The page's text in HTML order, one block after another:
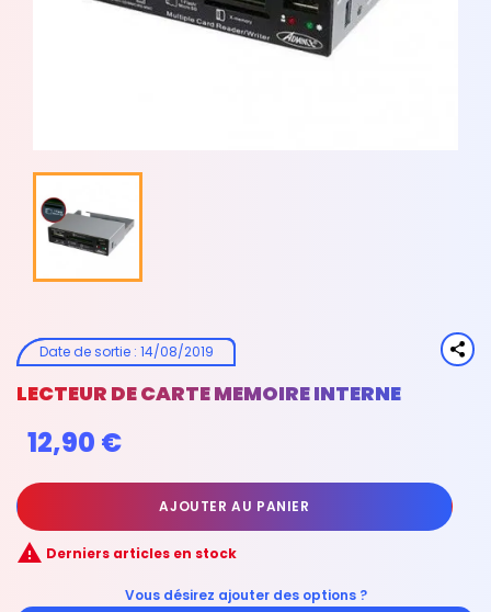
Date de sortie: 14/08/2019
LECTEUR DE CARTE MEMOIRE INTERNE
12,90 €
AJOUTER AU PANIER
 Derniers articles en stock
Vous désirez ajouter des options ?